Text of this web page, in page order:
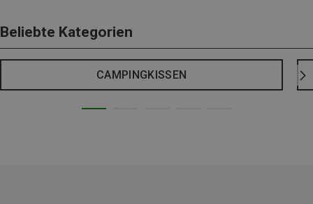
Beliebte Kategorien
CAMPINGKISSEN